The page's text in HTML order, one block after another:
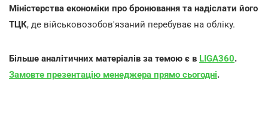
Міністерства економіки про бронювання та надіслати його
ТЦК, де військовозобов'язаний перебуває на обліку.
Більше аналітичних матеріалів за темою є в LIGA360.
Замовте презентацію менеджера прямо сьогодні.